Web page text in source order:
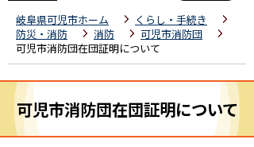
岐阜県可児市ホーム
くらし・手続き
防災・消防
消防
可児市消防団
可児市消防団在団証明について
可児市消防団在団証明について